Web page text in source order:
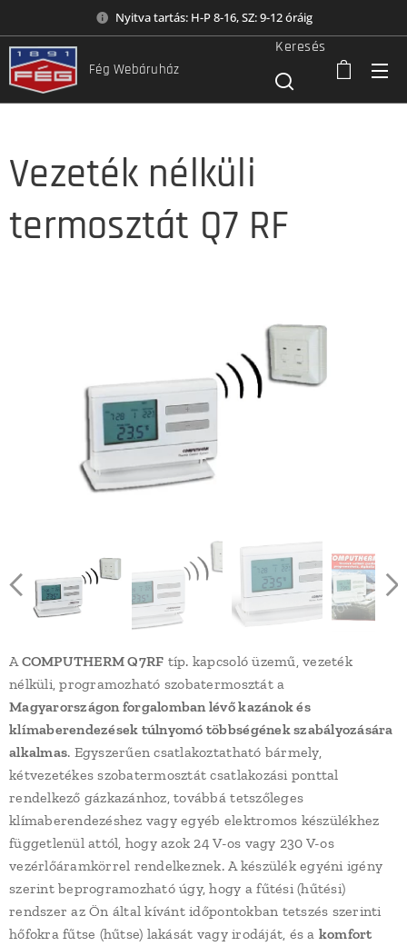
Nyitva tartás: H-P 8-16, SZ: 9-12 óráig
Fég Webáruház
Keresés
Vezeték nélküli
termosztát Q7 RF
A COMPUTHERM Q7RF típ. kapcsoló üzemű, vezeték
nélküli, programozható szobatermosztát a
Magyarországon forgalomban lévő kazánok és
klímaberendezések túlnyomó többségének szabályozására
alkalmas. Egyszerűen csatlakoztatható bármely,
kétvezetékes szobatermosztát csatlakozási ponttal
rendelkező gázkazánhoz, továbbá tetszőleges
klímaberendezéshez vagy egyéb elektromos készülékhez
függetlenül attól, hogy azok 24 V-os vagy 230 V-os
vezérlőáramkörrel rendelkeznek. A készülék egyéni igény
szerint beprogramozható úgy, hogy a fűtési (hűtési)
rendszer az Ön által kívánt időpontokban tetszés szerinti
hőfokra fűtse (hűtse) lakását vagy irodáját, és a komfort